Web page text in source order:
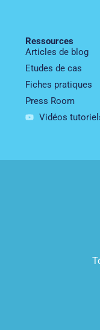
Ressources
Articles de blog
Etudes de cas
Fiches pratiques
Press Room
Vidéos